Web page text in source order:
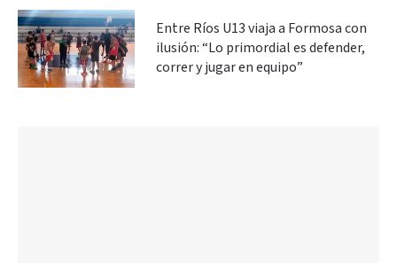
Entre Ríos U13 viaja a Formosa con
ilusión: “Lo primordial es defender,
correr y jugar en equipo”